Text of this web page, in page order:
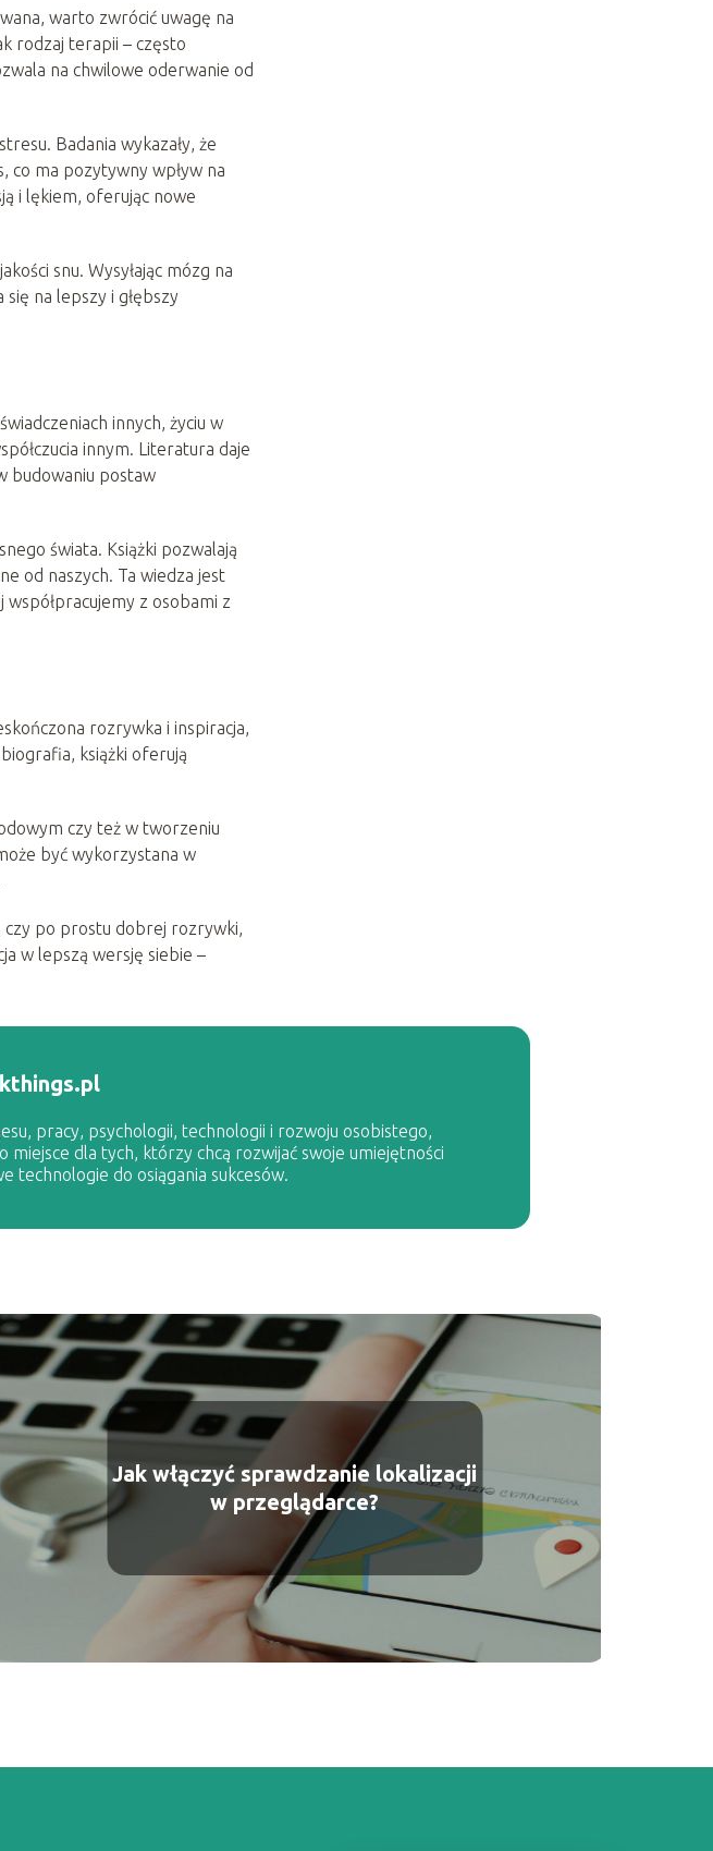
warto zwrócić uwagę na
rodzaj terapii – często
na chwilowe oderwanie od
Badania wykazały, że
co ma pozytywny wpływ na
i lękiem, oferując nowe
snu. Wysyłając mózg na
na lepszy i głębszy
innych, życiu w
innym. Literatura daje
budowaniu postaw
świata. Książki pozwalają
od naszych. Ta wiedza jest
z osobami z
rozrywka i inspiracja,
książki oferują
czy też w tworzeniu
być wykorzystana w
czy po prostu dobrej rozrywki,
w lepszą wersję siebie –
pracy, psychologii, technologii i rozwoju osobistego,
dla tych, którzy chcą rozwijać swoje umiejętności
technologie do osiągania sukcesów.
Jak włączyć sprawdzanie lokalizacji
w przeglądarce?